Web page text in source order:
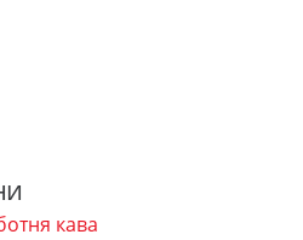
кава